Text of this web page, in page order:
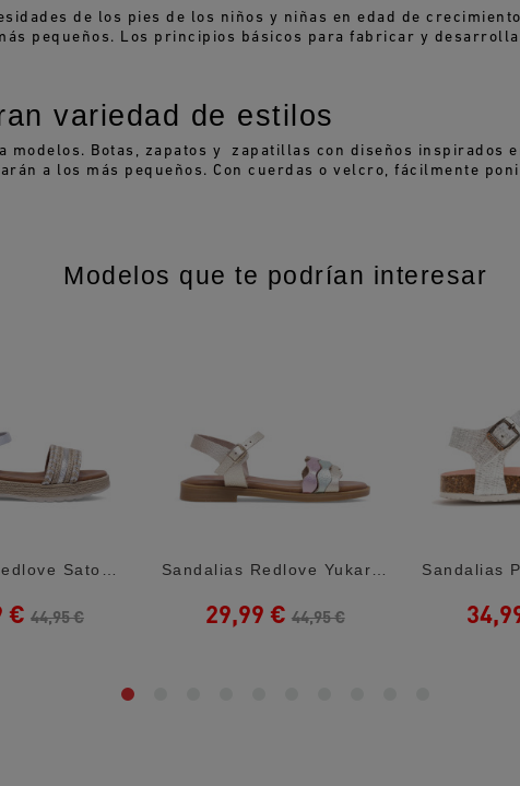
de los pies de los niños y niñas en edad de
pequeños. Los principios básicos para fabricar y
variedad de estilos
modelos. Botas, zapatos y zapatillas con diseños inspirados
a los más pequeños. Con cuerdas o velcro, fácilmente
Modelos que te podrían interesar
€ 44,95 € 29,99 € 44,95 €